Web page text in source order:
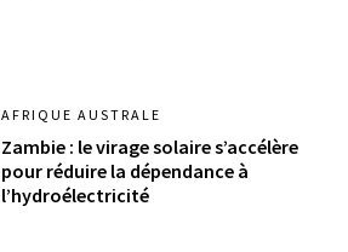
AFRIQUE AUSTRALE
Zambie : le virage solaire s’accélère
pour réduire la dépendance à
l’hydroélectricité